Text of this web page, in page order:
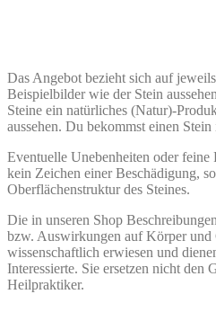
Das Angebot bezieht sich auf
Beispielbilder wie der Stein
Steine ein natürliches (Natur)-
aussehen. Du bekommst einen
Eventuelle Unebenheiten oder feine
kein Zeichen einer Beschädigung,
Oberflächenstruktur des Steines.
Die in unseren Shop
bzw. Auswirkungen auf Körper und
wissenschaftlich erwiesen und
Interessierte. Sie ersetzen nicht den
Heilpraktiker.